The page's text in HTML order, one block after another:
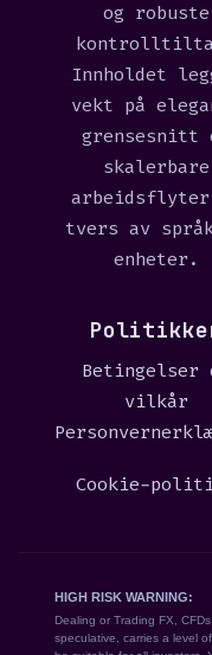
og robuste
Innholdet
vekt på
grensesnitt
skalerbare
arbeidsflyter
tvers av
enheter.
Betingelser
vilkår
Cookie-